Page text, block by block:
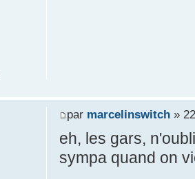
par marcelinswitch»
eh, les gars,
sympa quand on